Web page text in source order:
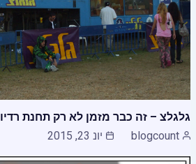
גלגלצ – זה כבר מזמן לא רק תחנת רדיו
blogcount
יונ 23, 2015